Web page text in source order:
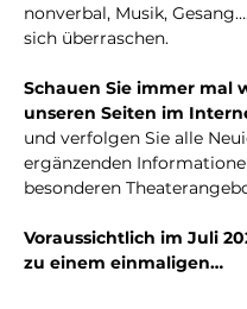
nonverbal, Musik,
sich überraschen.
Schauen Sie immer mal
unseren Seiten im
und verfolgen Sie alle
ergänzenden
besonderen
Voraussichtlich im Juli
zu einem einmaligen…